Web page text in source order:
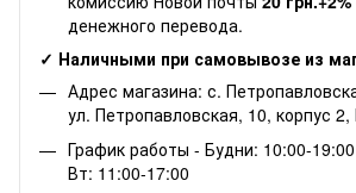
денежного перевода.
✓ Наличными при самовывозе из
Адрес магазина: с.
ул. Петропавловская, 10, корпус
График работы - Будни: 10:00-
Вт: 11:00-17:00